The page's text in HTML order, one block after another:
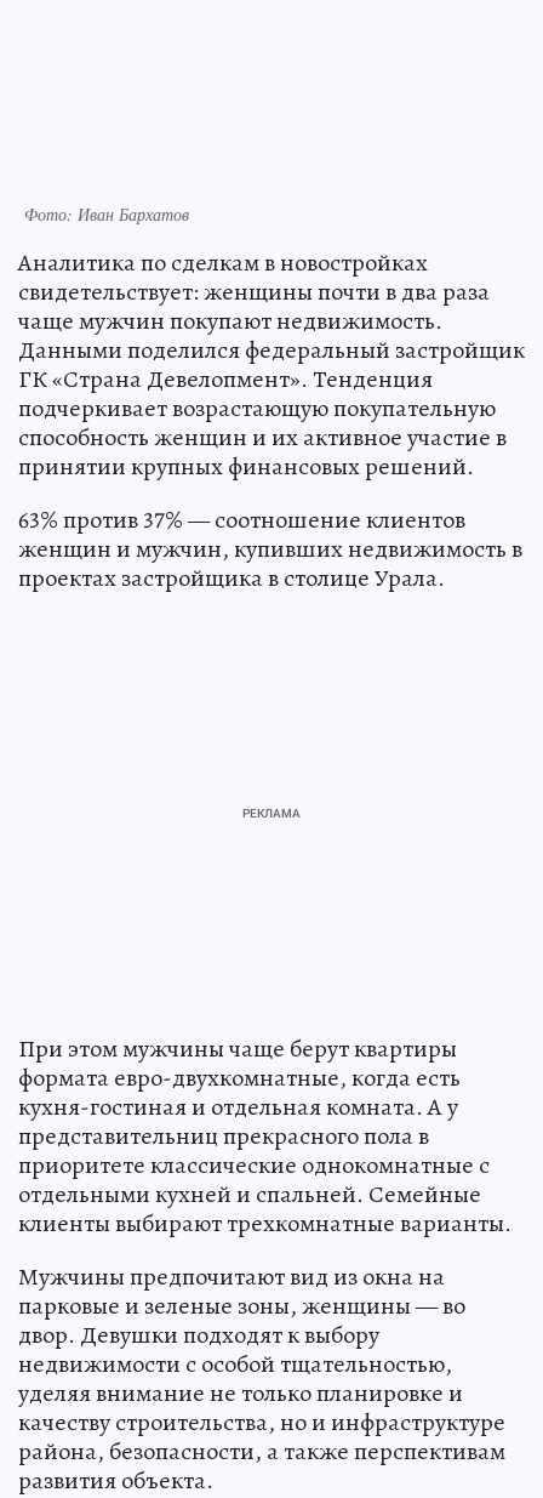
Фото: Иван Бархатов
Аналитика по сделкам в новостройках
свидетельствует: женщины почти в два раза
чаще мужчин покупают недвижимость.
Данными поделился федеральный застройщик
ГК «Страна Девелопмент». Тенденция
подчеркивает возрастающую покупательную
способность женщин и их активное участие в
принятии крупных финансовых решений.
63% против 37% — соотношение клиентов
женщин и мужчин, купивших недвижимость в
проектах застройщика в столице Урала.
При этом мужчины чаще берут квартиры
формата евро-двухкомнатные, когда есть
кухня-гостиная и отдельная комната. А у
представительниц прекрасного пола в
приоритете классические однокомнатные с
отдельными кухней и спальней. Семейные
клиенты выбирают трехкомнатные варианты.
Мужчины предпочитают вид из окна на
парковые и зеленые зоны, женщины — во
двор. Девушки подходят к выбору
недвижимости с особой тщательностью,
уделяя внимание не только планировке и
качеству строительства, но и инфраструктуре
района, безопасности, а также перспективам
развития объекта.